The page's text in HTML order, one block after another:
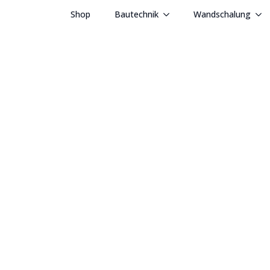
Shop Bautechnik Wandschalung